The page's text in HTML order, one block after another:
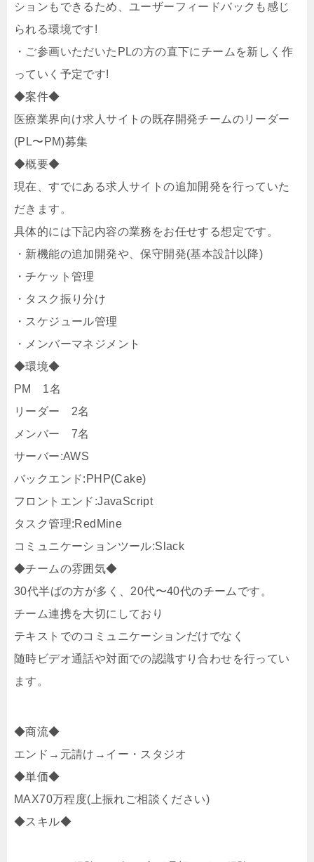
ションもできるため、ユーザーフィードバックも感じ
られる環境です!
・ご参画いただいたPLの方の直下にチームを新しく作
っていく予定です!
◆案件◆
医療業界向け求人サイトの既存開発チームのリーダー
(PL〜PM)募集
◆概要◆
現在、すでにある求人サイトの追加開発を行っていた
だきます。
具体的には下記内容の業務をお任せする想定です。
・新機能の追加開発や、保守開発(基本設計以降)
・チケット管理
・タスク振り分け
・スケジュール管理
・メンバーマネジメント
◆環境◆
PM 1名
リーダー 2名
メンバー 7名
サーバー:AWS
バックエンド:PHP(Cake)
フロントエンド:JavaScript
タスク管理:RedMine
コミュニケーションツール:Slack
◆チームの雰囲気◆
30代半ばの方が多く、20代〜40代のチームです。
チーム連携を大切にしており
テキストでのコミュニケーションだけでなく
随時ビデオ通話や対面での認識すり合わせを行ってい
ます。
◆商流◆
エンド→元請け→イー・スタジオ
◆単価◆
MAX70万程度(上振れご相談ください)
◆スキル◆